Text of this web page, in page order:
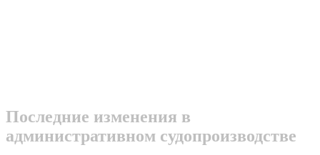
Последние изменения в
административном судопроизводстве